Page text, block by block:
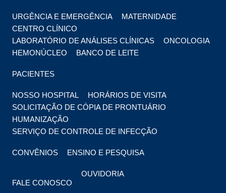
URGÊNCIA E EMERGÊNCIA
MATERNIDADE
CENTRO CLÍNICO
LABORATÓRIO DE ANÁLISES CLÍNICAS
ONCOLOGIA
HEMONÚCLEO
BANCO DE LEITE
PACIENTES
NOSSO HOSPITAL
HORÁRIOS DE VISITA
SOLICITAÇÃO DE CÓPIA DE PRONTUÁRIO
HUMANIZAÇÃO
SERVIÇO DE CONTROLE DE INFECÇÃO
CONVÊNIOS ENSINO E PESQUISA
FALE CONOSCO
OUVIDORIA